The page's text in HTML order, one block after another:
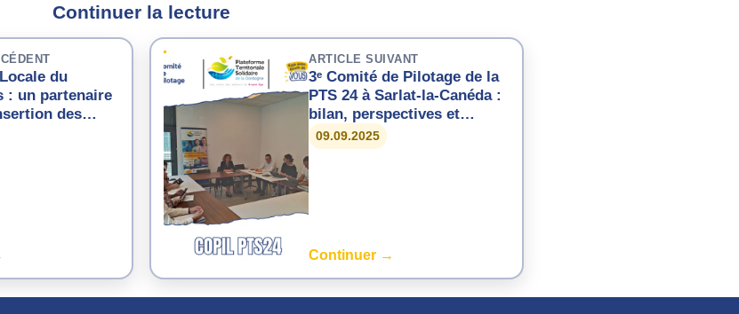
Continuer la lecture
du
: un partenaire
des
ARTICLE SUIVANT
3ᵉ Comité de Pilotage de la
PTS 24 à Sarlat-la-Canéda :
bilan, perspectives et
attractivité des métiers du
Grand Âge
09.09.2025
Continuer →